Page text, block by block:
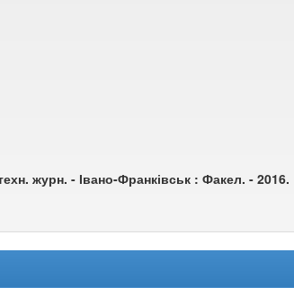
журн. - Івано-Франківськ : Факел. - 2016.